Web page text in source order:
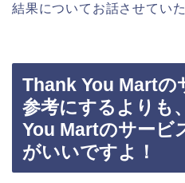
結果についてお話させてい
Thank You Martの
参考にするよりも
You Martのサービ
がいいですよ！